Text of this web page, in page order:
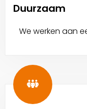
Duurzaam
We werken aan